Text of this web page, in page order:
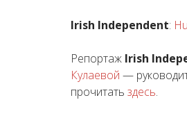
Irish Independent:
Репортаж Irish
Кулаевой —
прочитать здесь.